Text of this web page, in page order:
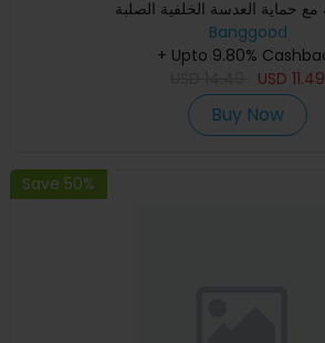
مع حماية العدسة الخلفية الصلبة
Banggood
+ Upto 9.80%
USD 11.49
Buy Now
Save 50%